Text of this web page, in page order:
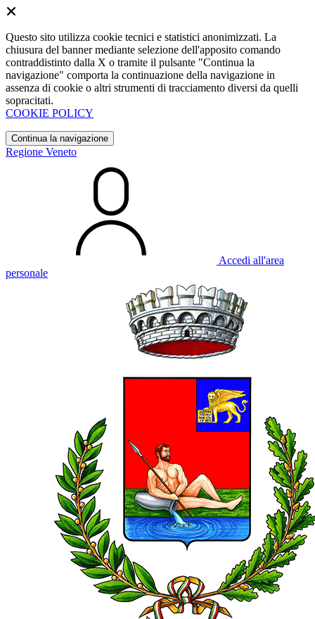
Questo sito utilizza cookie tecnici e statistici anonimizzati. La
chiusura del banner mediante selezione dell'apposito comando
contraddistinto dalla X o tramite il pulsante "Continua la
navigazione" comporta la continuazione della navigazione in
assenza di cookie o altri strumenti di tracciamento diversi da quelli
sopracitati.
COOKIE POLICY
Continua la navigazione
Regione Veneto
Accedi all'area
personale